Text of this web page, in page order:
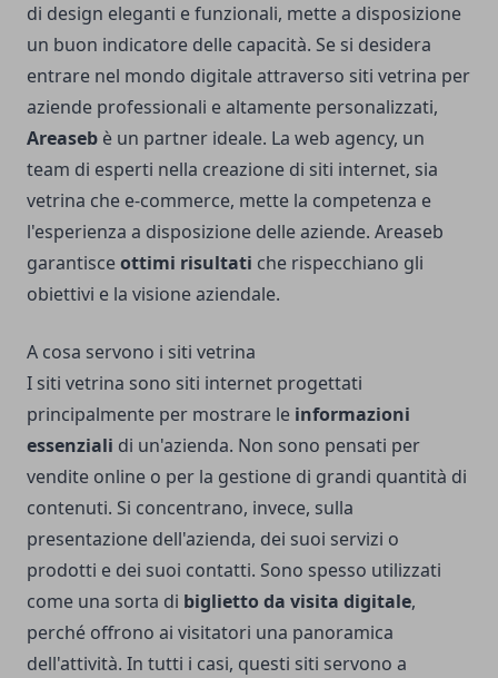
di design eleganti e funzionali, mette a disposizione
un buon indicatore delle capacità. Se si desidera
entrare nel mondo digitale attraverso siti vetrina per
aziende professionali e altamente personalizzati,
Areaseb è un partner ideale. La web agency, un
team di esperti nella creazione di siti internet, sia
vetrina che e-commerce, mette la competenza e
l'esperienza a disposizione delle aziende. Areaseb
garantisceottimi risultati che rispecchiano gli
obiettivi e la visione aziendale.
A cosa servono i siti vetrina
I siti vetrina sono siti internet progettati
principalmente per mostrare le informazioni
essenziali di un'azienda. Non sono pensati per
vendite online o per la gestione di grandi quantità di
contenuti. Si concentrano, invece, sulla
presentazione dell'azienda, dei suoi servizi o
prodotti e dei suoi contatti. Sono spesso utilizzati
come una sorta di biglietto da visita digitale,
perché offrono ai visitatori una panoramica
dell'attività. In tutti i casi, questi siti servono a